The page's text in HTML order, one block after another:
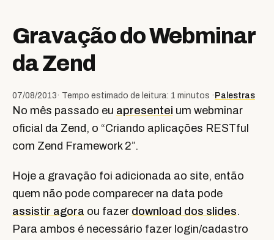
Gravação do Webminar
da Zend
07/08/2013· Tempo estimado de leitura: 1 minutos · Palestras
No mês passado eu apresentei um webminar
oficial da Zend, o “Criando aplicações RESTful
com Zend Framework 2”.
Hoje a gravação foi adicionada ao site, então
quem não pode comparecer na data pode
assistir agora ou fazer download dos slides.
Para ambos é necessário fazer login/cadastro